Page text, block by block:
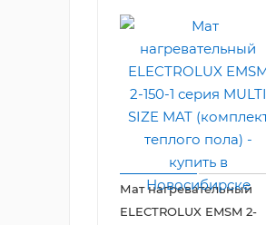
Мат нагревательный
ELECTROLUX EMSM 2-